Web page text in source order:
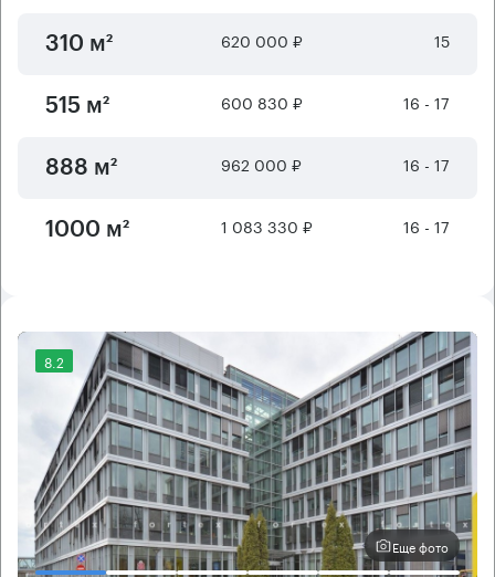
310 м² 620 000 ₽ 15
515 м² 600 830 ₽ 16 - 17
888 м² 962 000 ₽ 16 - 17
1000 м² 1 083 330 ₽ 16 - 17
8.2
Еще фото